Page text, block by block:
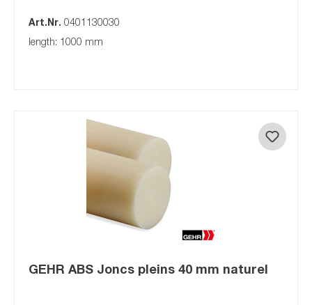
Art.Nr. 0401130030
length: 1000 mm
GEHR ABS Joncs pleins 40 mm naturel